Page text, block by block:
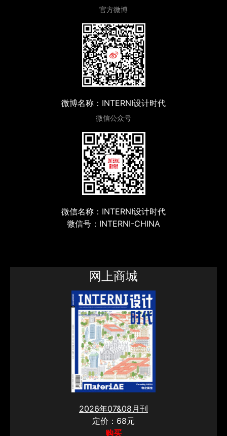
官方微博
微博名称：INTERNI设计时代
微信公众号
微信名称：INTERNI设计时代
微信号：INTERNI-CHINA
网上商城
2026年07&08月刊
定价：68元
购买